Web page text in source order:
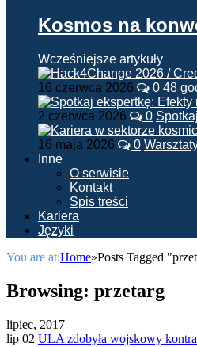
Kosmos na
Wcześniejsze artykuły
16 czerwca 2026 0 48
2 czerwca 2026 0
16 maja 2026 0
Inne
O serwisie
Kontakt
Spis treści
Kariera
Języki
You are at:Home»Posts Tagged
Browsing: przetarg
lipiec, 2017
lip 02 ULA zdobyła wojskowy